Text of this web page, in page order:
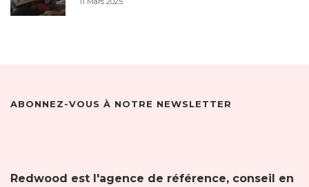
ABONNEZ-VOUS À NOTRE NEWSLETTER
Redwood est l'agence de référence, conseil en